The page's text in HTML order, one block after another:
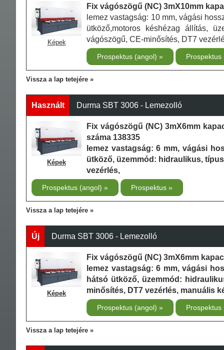
Képek
Fix vágószögű (NC) 3mX10mm
lemez vastagság: 10 mm, vágási
ütköző,motoros késhézag állítás,
vágószögű, CE-minősítés, DT7
Prospektus (angol) Prospektus
Vissza a lap tetejére
Használt Durma SBT 3006 - Lemezolló
Képek
Fix vágószögű (NC) 3mX6mm
száma 138335
lemez vastagság: 6 mm, vágási
ütköző, üzemmód: hidraulikus,
vezérlés,
Prospektus (angol) Prospektus
Vissza a lap tetejére
Új Durma SBT 3006 - Lemezolló
Képek
Fix vágószögű (NC) 3mX6mm
lemez vastagság: 6 mm, vágási
hátsó ütköző, üzemmód:
minősítés, DT7 vezérlés, manuális
Prospektus (angol) Prospektus
Vissza a lap tetejére